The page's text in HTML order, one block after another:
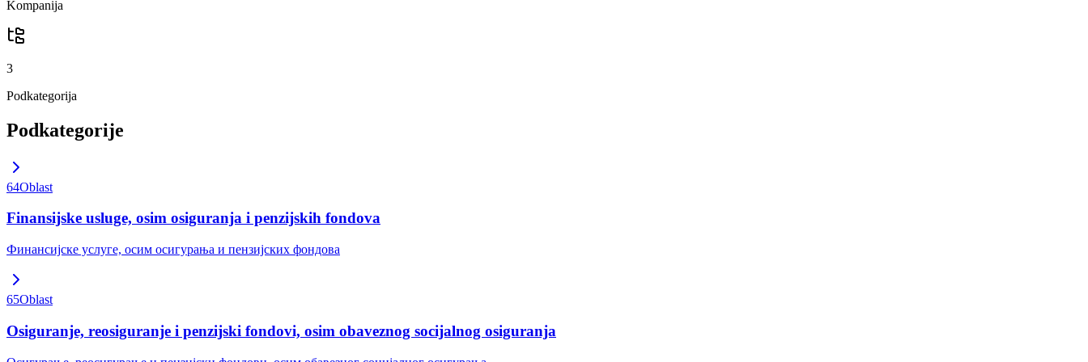
Kompanija
3
Podkategorija
Podkategorije
64Oblast
Finansijske usluge, osim osiguranja i penzijskih fondova
Финансијске услуге, осим осигурања и пензијских фондова
65Oblast
Osiguranje, reosiguranje i penzijski fondovi, osim obaveznog socijalnog osiguranja